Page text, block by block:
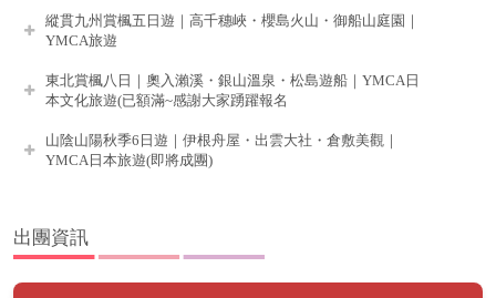
縱貫九州賞楓五日遊｜高千穗峽・櫻島火山・御船山庭園｜
YMCA旅遊
東北賞楓八日｜奧入瀨溪・銀山溫泉・松島遊船｜YMCA日
本文化旅遊(已額滿~感謝大家踴躍報名
山陰山陽秋季6日遊｜伊根舟屋・出雲大社・倉敷美觀｜
YMCA日本旅遊(即將成團)
出團資訊